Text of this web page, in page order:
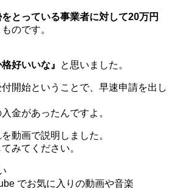
とっている事業者に対して20万円
のです。
好いいな』 と思いました。
開始ということで、早速申請を出し
金があったんですよ。
動画で説明しました。
みてください。
でお気に入りの動画や音楽